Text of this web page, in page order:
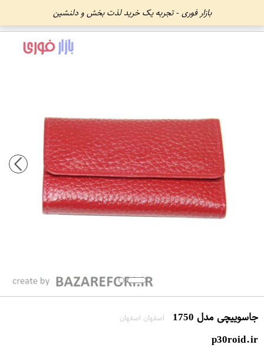
بازار فوری - تجربه یک خرید لذت بخش و دلنشین
جاسوییچی مدل 1750 اصفهان اصفهان
p30roid.ir